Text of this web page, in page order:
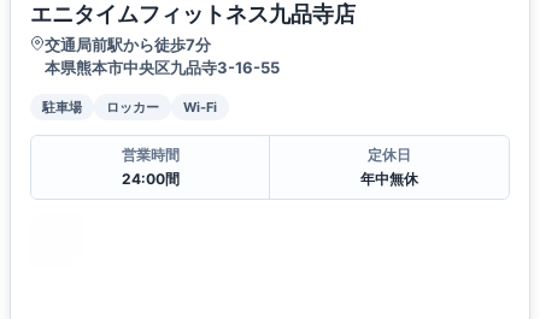
エニタイムフィットネス九品寺店
交通局前駅から徒歩7分
本県熊本市中央区九品寺3-16-55
駐車場 ロッカー Wi-Fi
営業時間
24:00間
定休日
年中無休